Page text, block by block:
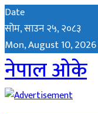
Date
सोम, साउन २५, २०८३
Mon, August 10, 2026
नेपाल ओके